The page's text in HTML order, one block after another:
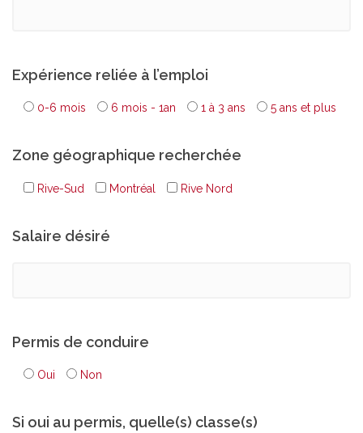
Expérience reliée à l’emploi
0-6 mois 6 mois - 1an 1 à 3 ans 5 ans et plus
Zone géographique recherchée
Rive-Sud Montréal Rive Nord
Salaire désiré
Permis de conduire
Oui Non
Si oui au permis, quelle(s) classe(s)